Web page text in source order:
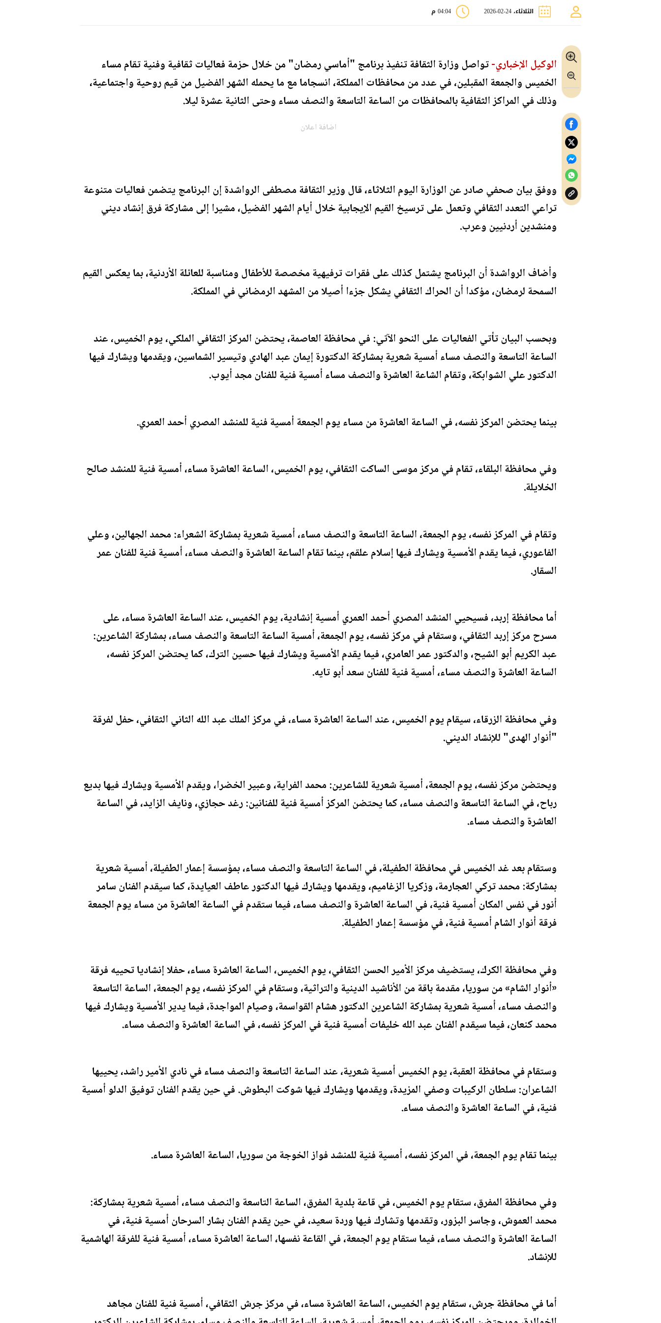
الثلاثاء، 24-02-2026 04:04 م
الوكيل الإخباري-تواصل وزارة الثقافة تنفيذ برنامج "أماسي رمضان" من خلال حزمة فعاليات ثقافية وفنية تقام مساء
الخميس والجمعة المقبلين، في عدد من محافظات المملكة، انسجاما مع ما يحمله الشهر الفضيل من قيم روحية واجتماعية،
وذلك في المراكز الثقافية بالمحافظات من الساعة التاسعة والنصف مساء وحتى الثانية عشرة ليلا.
اضافة اعلان
ووفق بيان صحفي صادر عن الوزارة اليوم الثلاثاء، قال وزير الثقافة مصطفى الرواشدة إن البرنامج يتضمن فعاليات متنوعة
تراعي التعدد الثقافي وتعمل على ترسيخ القيم الإيجابية خلال أيام الشهر الفضيل، مشيرا إلى مشاركة فرق إنشاد ديني
ومنشدين أردنيين وعرب.
وأضاف الرواشدة أن البرنامج يشتمل كذلك على فقرات ترفيهية مخصصة للأطفال ومناسبة للعائلة الأردنية، بما يعكس القيم
السمحة لرمضان، مؤكدا أن الحراك الثقافي يشكل جزءا أصيلا من المشهد الرمضاني في المملكة.
وبحسب البيان تأتي الفعاليات على النحو الآتي: في محافظة العاصمة، يحتضن المركز الثقافي الملكي، يوم الخميس، عند
الساعة التاسعة والنصف مساء أمسية شعرية بمشاركة الدكتورة إيمان عبد الهادي وتيسير الشماسين، ويقدمها ويشارك فيها
الدكتور علي الشوابكة، وتقام الشاعة العاشرة والنصف مساء أمسية فنية للفنان مجد أيوب.
بينما يحتضن المركز نفسه، في الساعة العاشرة من مساء يوم الجمعة أمسية فنية للمنشد المصري أحمد العمري.
وفي محافظة البلقاء، تقام في مركز موسى الساكت الثقافي، يوم الخميس، الساعة العاشرة مساء، أمسية فنية للمنشد صالح
الخلايلة.
وتقام في المركز نفسه، يوم الجمعة، الساعة التاسعة والنصف مساء، أمسية شعرية بمشاركة الشعراء: محمد الجهالين، وعلي
الفاعوري، فيما يقدم الأمسية ويشارك فيها إسلام علقم، بينما تقام الساعة العاشرة والنصف مساء، أمسية فنية للفنان عمر
السقار.
أما محافظة إربد، فسيحيي المنشد المصري أحمد العمري أمسية إنشادية، يوم الخميس، عند الساعة العاشرة مساء، على
مسرح مركز إربد الثقافي، وستقام في مركز نفسه، يوم الجمعة، أمسية الساعة التاسعة والنصف مساء، بمشاركة الشاعرين:
عبد الكريم أبو الشيح، والدكتور عمر العامري، فيما يقدم الأمسية ويشارك فيها حسين الترك، كما يحتضن المركز نفسه،
الساعة العاشرة والنصف مساء، أمسية فنية للفنان سعد أبو تايه.
وفي محافظة الزرقاء، سيقام يوم الخميس، عند الساعة العاشرة مساء، في مركز الملك عبد الله الثاني الثقافي، حفل لفرقة
"أنوار الهدى" للإنشاد الديني.
ويحتضن مركز نفسه، يوم الجمعة، أمسية شعرية للشاعرين: محمد الفراية، وعبير الخضرا، ويقدم الأمسية ويشارك فيها بديع
رباح، في الساعة التاسعة والنصف مساء، كما يحتضن المركز أمسية فنية للفنانين: رغد حجازي، ونايف الزايد، في الساعة
العاشرة والنصف مساء.
وستقام بعد غد الخميس في محافظة الطفيلة، في الساعة التاسعة والنصف مساء، بمؤسسة إعمار الطفيلة، أمسية شعرية
بمشاركة: محمد تركي العجارمة، وزكريا الزغاميم، ويقدمها ويشارك فيها الدكتور عاطف العيايدة، كما سيقدم الفنان سامر
أنور في نفس المكان أمسية فنية، في الساعة العاشرة والنصف مساء، فيما ستقدم في الساعة العاشرة من مساء يوم الجمعة
فرقة أنوار الشام أمسية فنية، في مؤسسة إعمار الطفيلة.
وفي محافظة الكرك، يستضيف مركز الأمير الحسن الثقافي، يوم الخميس، الساعة العاشرة مساء، حفلا إنشاديا تحييه فرقة
«أنوار الشام» من سوريا، مقدمة باقة من الأناشيد الدينية والتراثية، وستقام في المركز نفسه، يوم الجمعة، الساعة التاسعة
والنصف مساء، أمسية شعرية بمشاركة الشاعرين الدكتور هشام القواسمة، وصيام المواجدة، فيما يدير الأمسية ويشارك فيها
محمد كنعان، فيما سيقدم الفنان عبد الله خليفات أمسية فنية في المركز نفسه، في الساعة العاشرة والنصف مساء.
وستقام في محافظة العقبة، يوم الخميس أمسية شعرية، عند الساعة التاسعة والنصف مساء في نادي الأمير راشد، يحييها
الشاعران: سلطان الركيبات وصفي المزيدة، ويقدمها ويشارك فيها شوكت البطوش. في حين يقدم الفنان توفيق الدلو أمسية
فنية، في الساعة العاشرة والنصف مساء.
بينما تقام يوم الجمعة، في المركز نفسه، أمسية فنية للمنشد فواز الخوجة من سوريا، الساعة العاشرة مساء.
وفي محافظة المفرق، ستقام يوم الخميس، في قاعة بلدية المفرق، الساعة التاسعة والنصف مساء، أمسية شعرية بمشاركة:
محمد العموش، وجاسر البزور، وتقدمها وتشارك فيها وردة سعيد، في حين يقدم الفنان بشار السرحان أمسية فنية، في
الساعة العاشرة والنصف مساء، فيما ستقام يوم الجمعة، في القاعة نفسها، الساعة العاشرة مساء، أمسية فنية للفرقة الهاشمية
للإنشاد.
أما في محافظة جرش، ستقام يوم الخميس، الساعة العاشرة مساء، في مركز جرش الثقافي، أمسية فنية للفنان مجاهد